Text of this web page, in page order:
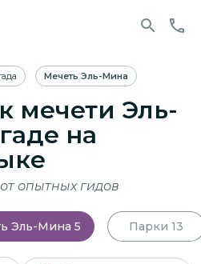
Мечеть Эль-Мина
мечети Эль-
на
опытных гидов
Эль-Мина 5 Парки 13